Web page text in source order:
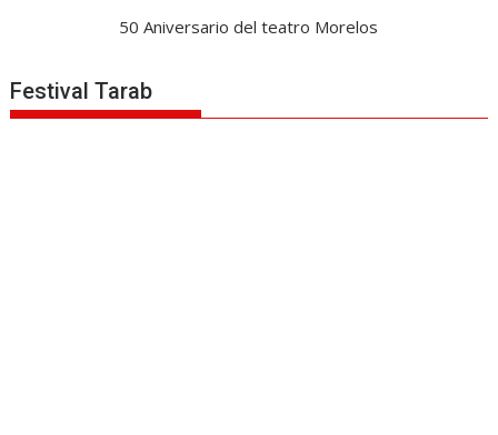
50 Aniversario del teatro Morelos
Festival Tarab